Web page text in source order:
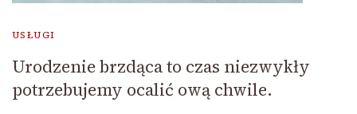
USŁUGI
Urodzenie brzdąca to czas niezwykły
potrzebujemy ocalić ową chwile.